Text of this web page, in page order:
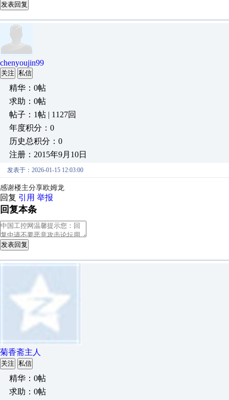
发表回复
chenyoujin99
关注 私信
精华：0帖
求助：0帖
帖子：1帖 | 1127回
年度积分：0
历史总积分：0
注册：2015年9月10日
发表于：2026-01-15 12:03:00
感谢楼主分享欧姆龙
回复 引用 举报
回复本条
发表回复
菊香斋主人
关注 私信
精华：0帖
求助：0帖